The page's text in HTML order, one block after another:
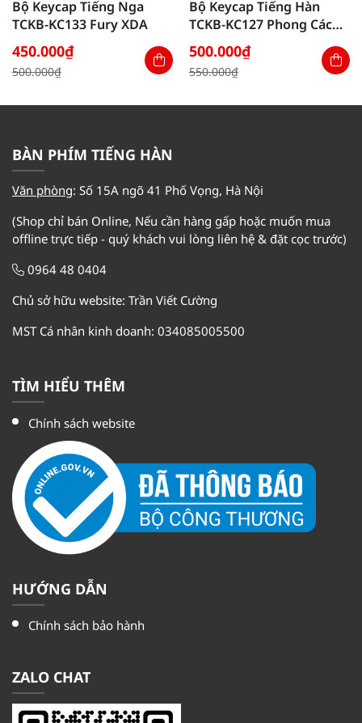
Bộ Keycap Tiếng Nga
TCKB-KC133 Fury XDA
500.000₫
Giá
gốc
450.000₫
Giá
hiện
450.000₫.
Bộ Keycap Tiếng Hàn
TCKB-KC127 Phong Cách
MAC XDA
550.000₫
Giá
gốc
500.000₫
Giá
hiện
500.000₫.
BÀN PHÍM TIẾNG HÀN
Văn phòng: Số 15A ngõ 41 Phố Vọng, Hà Nội
(Shop chỉ bán Online, Nếu cần hàng gấp hoặc muốn mua
offline trực tiếp - quý khách vui lòng liên hệ & đặt cọc trước)
0964 48 0404
Chủ sở hữu website: Trần Viết Cường
MST Cá nhân kinh doanh: 034085005500
TÌM HIỂU THÊM
Chính sách website
HƯỚNG DẪN
Chính sách bảo hành
ZALO CHAT